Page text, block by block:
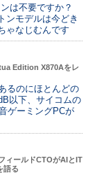
は不要ですか？
ンモデルは今どき
ゃなじむんです
Edition X870Aをレ
るのにほとんどの
以下、サイコムの
ゲーミングPCが
ィールドCTOがAIとIT
語る